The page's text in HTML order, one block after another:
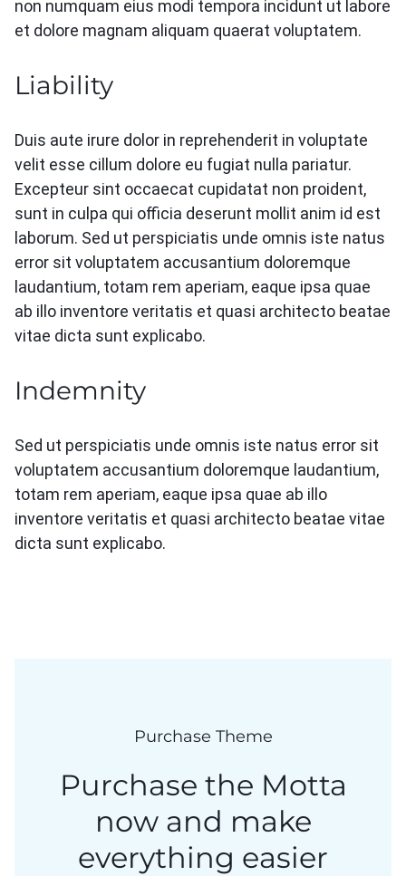
non numquam eius modi tempora incidunt ut labore
et dolore magnam aliquam quaerat voluptatem.
Liability
Duis aute irure dolor in reprehenderit in voluptate
velit esse cillum dolore eu fugiat nulla pariatur.
Excepteur sint occaecat cupidatat non proident,
sunt in culpa qui officia deserunt mollit anim id est
laborum. Sed ut perspiciatis unde omnis iste natus
error sit voluptatem accusantium doloremque
laudantium, totam rem aperiam, eaque ipsa quae
ab illo inventore veritatis et quasi architecto beatae
vitae dicta sunt explicabo.
Indemnity
Sed ut perspiciatis unde omnis iste natus error sit
voluptatem accusantium doloremque laudantium,
totam rem aperiam, eaque ipsa quae ab illo
inventore veritatis et quasi architecto beatae vitae
dicta sunt explicabo.
Purchase Theme
Purchase the Motta
now and make
everything easier